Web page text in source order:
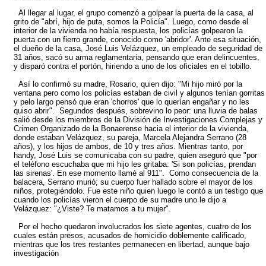
Al llegar al lugar, el grupo comenzó a golpear la puerta de la casa, al
grito de "abrí, hijo de puta, somos la Policía". Luego, como desde el
interior de la vivienda no había respuesta, los policías golpearon la
puerta con un fierro grande, conocido como 'abridor'. Ante esa situación,
el dueño de la casa, José Luis Velázquez, un empleado de seguridad de
31 años, sacó su arma reglamentaria, pensando que eran delincuentes,
y disparó contra el portón, hiriendo a uno de los oficiales en el tobillo.
Así lo confirmó su madre, Rosario, quien dijo: "Mi hijo miró por la
ventana pero como los policías estaban de civil y algunos tenían gorritas
y pelo largo pensó que eran 'chorros' que lo querían engañar y no les
quiso abrir". Segundos después, sobrevino lo peor: una lluvia de balas
salió desde los miembros de la División de Investigaciones Complejas y
Crimen Organizado de la Bonaerense hacia el interior de la vivienda,
donde estaban Velázquez, su pareja, Marcela Alejandra Serrano (28
años), y los hijos de ambos, de 10 y tres años. Mientras tanto, por
handy, José Luis se comunicaba con su padre, quien aseguró que "por
el teléfono escuchaba que mi hijo les gritaba: 'Si son policías, prendan
las sirenas'. En ese momento llamé al 911". Como consecuencia de la
balacera, Serrano murió; su cuerpo fuer hallado sobre el mayor de los
niños, protegiéndolo. Fue este niño quien luego le contó a un testigo que
cuando los policías vieron el cuerpo de su madre uno le dijo a
Velázquez: "¿Viste? Te matamos a tu mujer".
Por el hecho quedaron involucrados los siete agentes, cuatro de los
cuales están presos, acusados de homicidio doblemente calificado,
mientras que los tres restantes permanecen en libertad, aunque bajo
investigación